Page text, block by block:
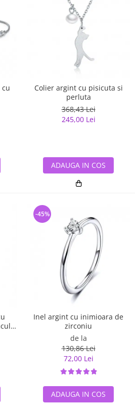
Colier argint cu pisicuta si
perluta
368,43 Lei
245,00 Lei
ADAUGA IN COS
Inel argint cu inimioara de
zirconiu
de la
130,86 Lei
72,00 Lei
-45%
ADAUGA IN COS